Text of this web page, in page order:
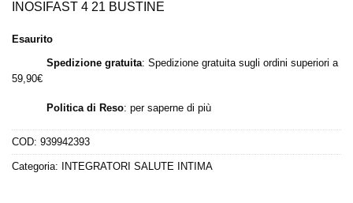
originale
INOSIFAST 4 21 BUSTINE
Esaurito
Spedizione gratuita: Spedizione gratuita sugli ordini superiori a
59,90€
Politica di Reso: per saperne di più
COD: 939942393
Categoria: INTEGRATORI SALUTE INTIMA